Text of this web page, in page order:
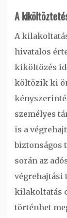
A
A
hivatalos
kiköltözés
költözik ki
személyes
is a
biztonságos
során az
végrehajtási
kilakoltatás
történhet